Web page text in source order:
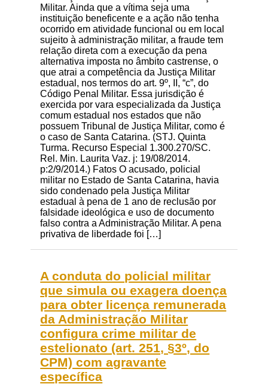
Militar. Ainda que a vítima seja uma
instituição beneficente e a ação não tenha
ocorrido em atividade funcional ou em local
sujeito à administração militar, a fraude tem
relação direta com a execução da pena
alternativa imposta no âmbito castrense, o
que atrai a competência da Justiça Militar
estadual, nos termos do art. 9º, II, “c”, do
Código Penal Militar. Essa jurisdição é
exercida por vara especializada da Justiça
comum estadual nos estados que não
possuem Tribunal de Justiça Militar, como é
o caso de Santa Catarina. (STJ. Quinta
Turma. Recurso Especial 1.300.270/SC.
Rel. Min. Laurita Vaz. j: 19/08/2014.
p:2/9/2014.) Fatos O acusado, policial
militar no Estado de Santa Catarina, havia
sido condenado pela Justiça Militar
estadual à pena de 1 ano de reclusão por
falsidade ideológica e uso de documento
falso contra a Administração Militar. A pena
privativa de liberdade foi […]
A conduta do policial militar
que simula ou exagera doença
para obter licença remunerada
da Administração Militar
configura crime militar de
estelionato (art. 251, §3º, do
CPM) com agravante
específica